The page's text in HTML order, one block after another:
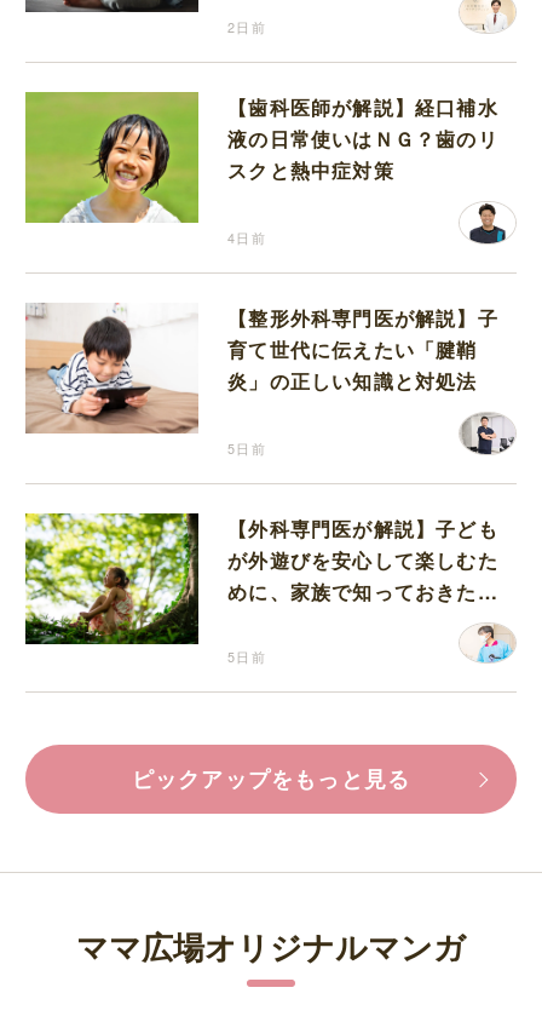
2日前
【歯科医師が解説】経口補水
液の日常使いはＮＧ？歯のリ
スクと熱中症対策
4日前
【整形外科専門医が解説】子
育て世代に伝えたい「腱鞘
炎」の正しい知識と対処法
5日前
【外科専門医が解説】子ども
が外遊びを安心して楽しむた
めに、家族で知っておきたい
5日前
ピックアップをもっと見る
ママ広場オリジナルマンガ